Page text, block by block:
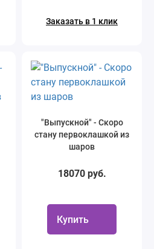
Заказать в 1 клик
"Выпускной" - Скоро
стану первоклашкой из
шаров
18070 руб.
Купить